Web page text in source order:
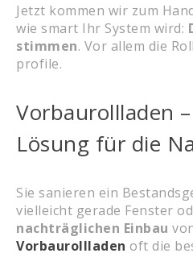
Jetzt kommen wir zum
wie smart Ihr System wird:
stimmen. Vor allem die
profile.
Vorbaurollladen
Lösung für die
Sie sanieren ein
vielleicht gerade Fenster
nachträglichen Einbau
Vorbaurollladen oft die